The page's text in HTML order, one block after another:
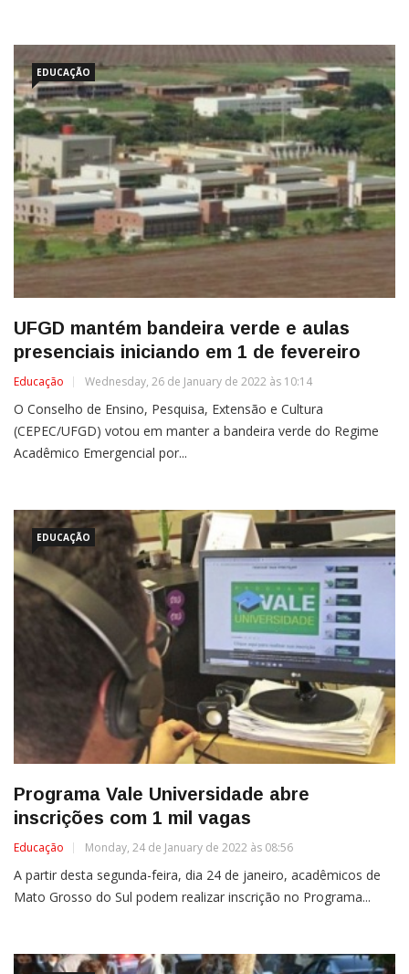
EDUCAÇÃO
UFGD mantém bandeira verde e aulas
presenciais iniciando em 1 de fevereiro
Educação Wednesday, 26 de January de 2022 às 10:14
O Conselho de Ensino, Pesquisa, Extensão e Cultura
(CEPEC/UFGD) votou em manter a bandeira verde do Regime
Acadêmico Emergencial por...
EDUCAÇÃO
Programa Vale Universidade abre
inscrições com 1 mil vagas
Educação Monday, 24 de January de 2022 às 08:56
A partir desta segunda-feira, dia 24 de janeiro, acadêmicos de
Mato Grosso do Sul podem realizar inscrição no Programa...